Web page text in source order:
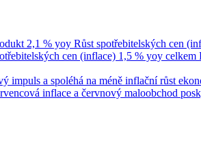
2,1 % yoy Růst spotřebitelských cen
cen (inflace) 1,5 % yoy celkem
impuls a spoléhá na méně inflační růst
inflace a červnový maloobchod